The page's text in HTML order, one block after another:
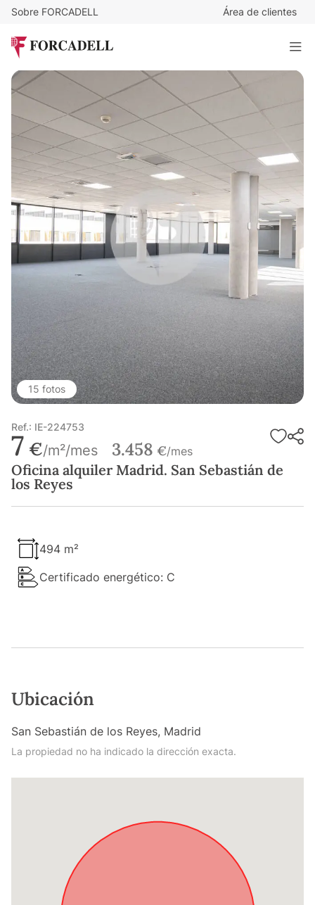
Sobre FORCADELL Área de clientes
Oficina alquiler Madrid. San Sebastián de los Reyes
494 m²
15 fotos
Ref.: IE-224753
7 €/m²/mes 3.458 €/mes
Oficina alquiler Madrid. San Sebastián de
los Reyes
494 m²
Certificado energético: C
Ubicación
San Sebastián de los Reyes, Madrid
La propiedad no ha indicado la dirección exacta.